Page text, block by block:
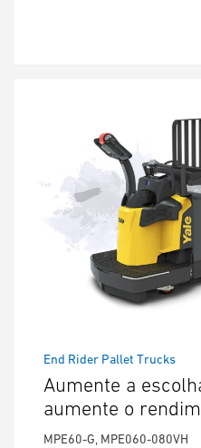
End Rider Pallet Trucks
Aumente a
aumente o
MPE60-G, MPE060-080VH